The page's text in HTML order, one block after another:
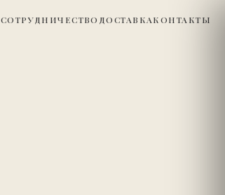
СОТРУДНИЧЕСТВО ДОСТАВКАКОНТАКТЫ